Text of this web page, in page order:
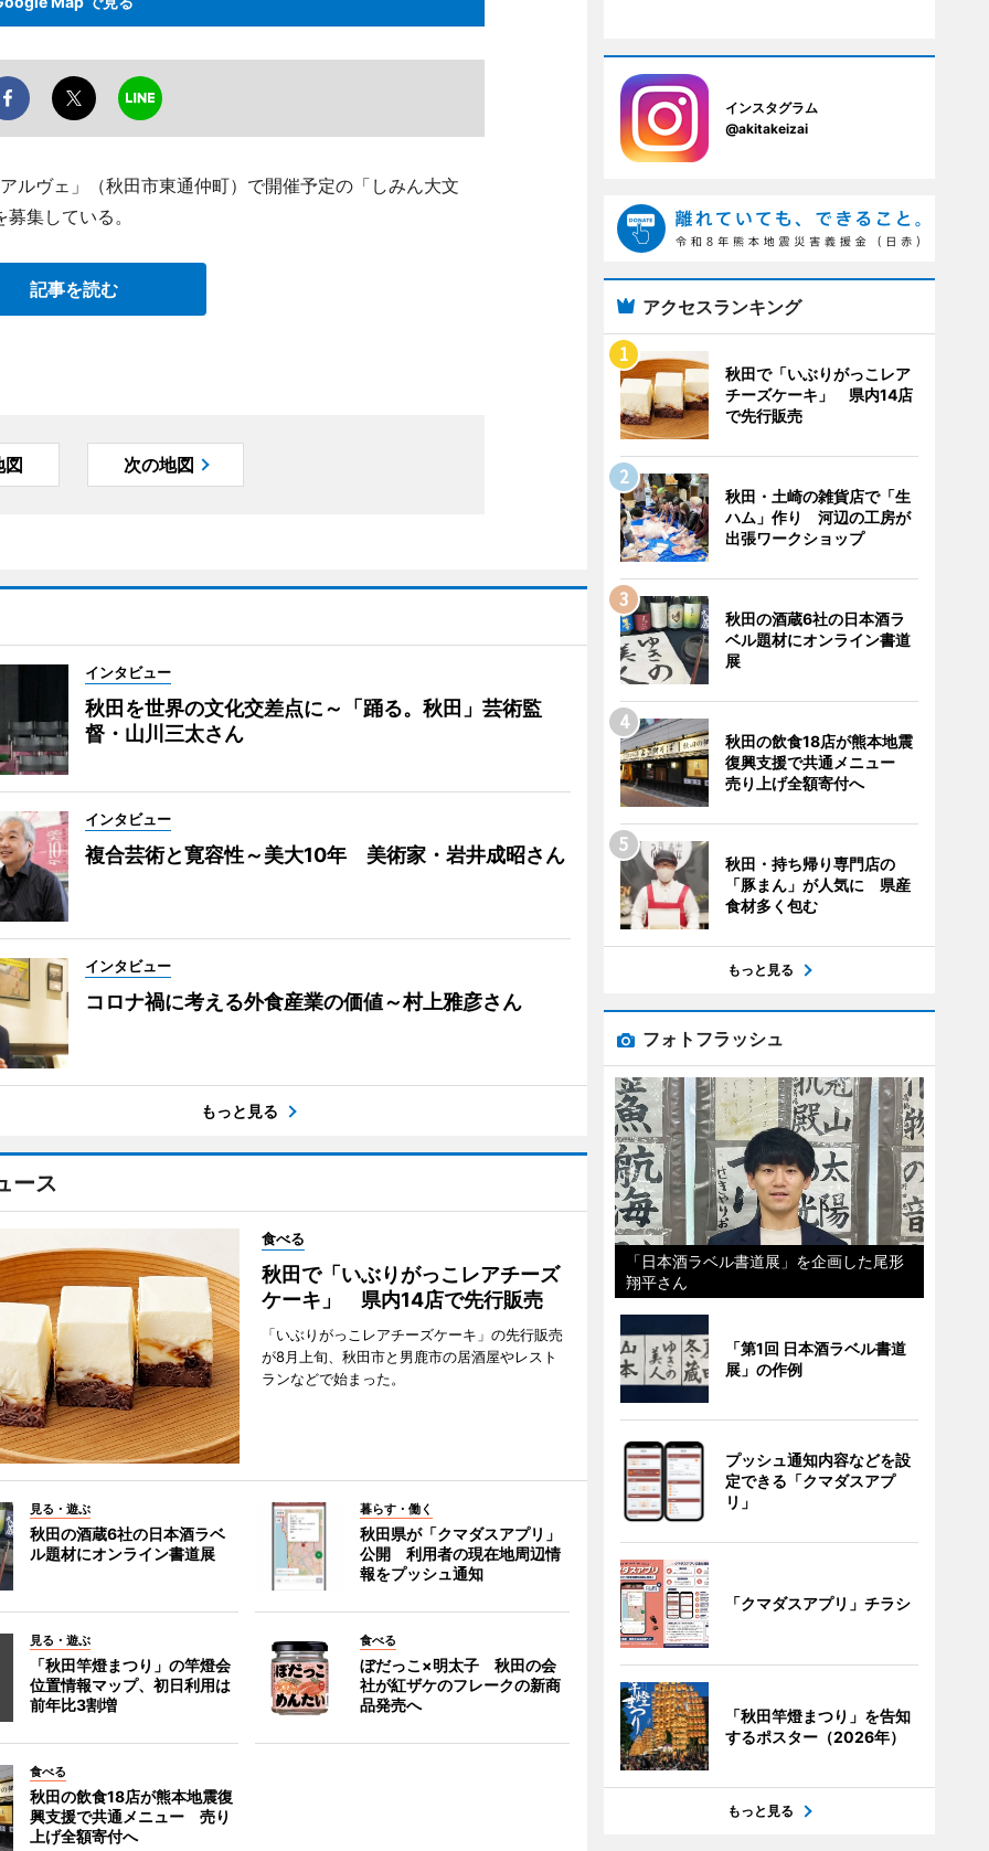
ルヴェ」（秋田市東通仲町）で開催予定の「しみん大文
集している。
記事を読む
図 次の地図
インタビュー
秋田を世界の文化交差点に～「踊る。秋田」芸術監
督・山川三太さん
インタビュー
複合芸術と寛容性～美大10年 美術家・岩井成昭さん
インタビュー
コロナ禍に考える外食産業の価値～村上雅彦さん
もっと見る
ース
食べる
秋田で「いぶりがっこレアチーズ
ケーキ」 県内14店で先行販売
「いぶりがっこレアチーズケーキ」の先行販売
が8月上旬、秋田市と男鹿市の居酒屋やレスト
ランなどで始まった。
見る・遊ぶ
秋田の酒蔵6社の日本酒ラベ
ル題材にオンライン書道展
暮らす・働く
秋田県が「クマダスアプリ」
公開 利用者の現在地周辺情
報をプッシュ通知
見る・遊ぶ
「秋田竿燈まつり」の竿燈会
位置情報マップ、初日利用は
前年比3割増
食べる
ぼだっこ×明太子 秋田の会
社が紅ザケのフレークの新商
品発売へ
食べる
秋田の飲食18店が熊本地震復
興支援で共通メニュー 売り
上げ全額寄付へ
インスタグラム
@akitakeizai
アクセスランキング
秋田で「いぶりがっこレア
チーズケーキ」 県内14店
で先行販売
秋田・土崎の雑貨店で「生
ハム」作り 河辺の工房が
出張ワークショップ
秋田の酒蔵6社の日本酒ラ
ベル題材にオンライン書道
展
秋田の飲食18店が熊本地震
復興支援で共通メニュー
売り上げ全額寄付へ
秋田・持ち帰り専門店の
「豚まん」が人気に 県産
食材多く包む
もっと見る
フォトフラッシュ
「日本酒ラベル書道展」を企画した尾形
翔平さん
「第1回 日本酒ラベル書道
展」の作例
プッシュ通知内容などを設
定できる「クマダスアプ
リ」
「クマダスアプリ」チラシ
「秋田竿燈まつり」を告知
するポスター（2026年）
もっと見る